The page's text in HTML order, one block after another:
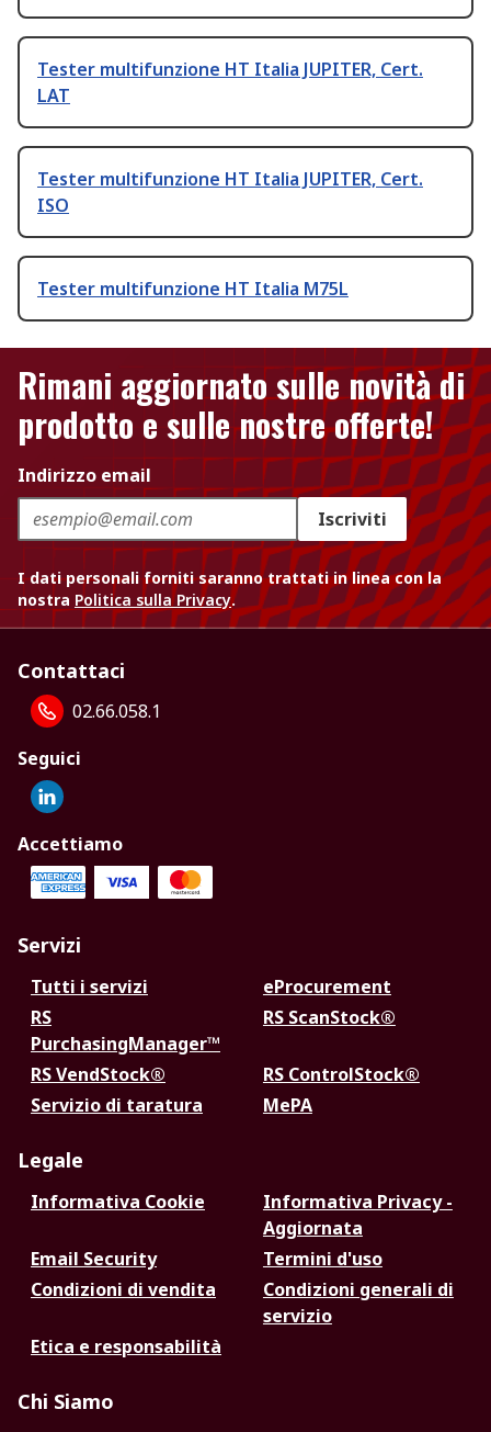
Tester multifunzione HT Italia JUPITER, Cert.
LAT
Tester multifunzione HT Italia JUPITER, Cert.
ISO
Tester multifunzione HT Italia M75L
Rimani aggiornato sulle novità di
prodotto e sulle nostre offerte!
Indirizzo email
Iscriviti
I dati personali forniti saranno trattati in linea con la
nostra Politica sulla Privacy.
Contattaci
02.66.058.1
Seguici
Accettiamo
Servizi
Tutti i servizi
eProcurement
RS
PurchasingManager™
RS ScanStock®
RS VendStock®
RS ControlStock®
Servizio di taratura
MePA
Legale
Informativa Cookie
Informativa Privacy -
Aggiornata
Email Security
Termini d'uso
Condizioni di vendita
Condizioni generali di
servizio
Etica e responsabilità
Chi Siamo